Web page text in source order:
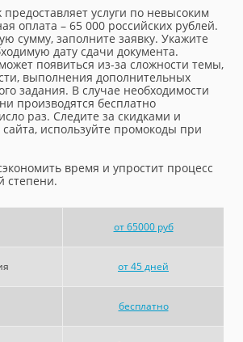
услуги по невысоким
оплата – 65 000 российских рублей.
сумму, заполните заявку. Укажите
дату сдачи документа.
появиться из-за сложности темы,
выполнения дополнительных
задания. В случае необходимости
производятся бесплатно
раз. Следите за скидками и
используйте промокоды при
время и упростит процесс
степени.
от 65000 руб
от 45 дней
бесплатно